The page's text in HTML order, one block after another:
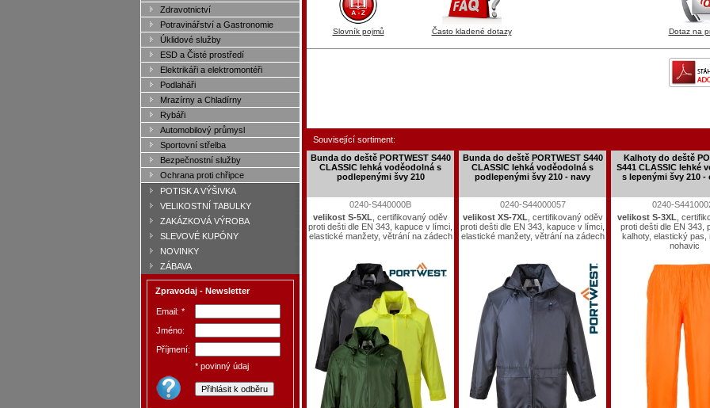
Zdravotnictví
Potravinářství a Gastronomie
Úklidové služby
ESD a Čisté prostředí
Elektrikáři a elektromontéři
Podlaháři
Mrazírny a Chladírny
Rybáři
Automobilový průmysl
Sportovní střelba
Bezpečnostní služby
Ochrana proti chřipce
POTISK A VÝŠIVKA
VELIKOSTNÍ TABULKY
ZAKÁZKOVÁ VÝROBA
SLEVOVÉ KUPÓNY
NOVINKY
ZÁBAVA
Zpravodaj - Newsletter
Email: *
Jméno:
Příjmení:
* povinný údaj
Slovník pojmů Často kladené dotazy Dotaz na
Související sortiment:
Bunda do deště PORTWEST S440
CLASSIC lehká voděodolná s
podlepenými švy 210
0240-S440000B
velikost S-5XL , certifikovaný oděv
proti dešti dle EN 343, kapuce v límci,
elastické manžety, větrání na zádech
Bunda do deště PORTWEST S440
CLASSIC lehká voděodolná s
podlepenými švy 210 - navy
0240-S44000057
velikost XS-7XL , certifikovaný oděv
proti dešti dle EN 343, kapuce v límci,
elastické manžety, větrání na zádech
Kalhoty do deště
S441 CLASSIC lehké
s lepenými švy 210 -
0240-
velikost S-3XL ,
proti dešti dle EN 343,
kalhoty, elastický pas,
nohavic